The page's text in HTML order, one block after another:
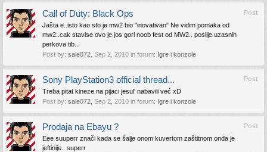
Post
Call of Duty: Black Ops
Jašta e..isto kao sto je mw2 bio "inovativan" Ne vidim pomaka od
mw2..cak stavise ovo je jos gori noob fest od MW2.. poslije uzasnih
perkova tib...
Post by: sale072 Sep 2, 2010 in forum: Igre i konzole
Post
Sony PlayStation3 official thread...
Treba pitat kineze na pijaci jesul' nabavili već xD
Post by: sale072 Sep 2, 2010 in forum: Igre i konzole
Post
Prodaja na Ebayu ?
Eee suuperr znači kada se šalje onom kuvertom zaštitnom onda je
jeftinije.. superr